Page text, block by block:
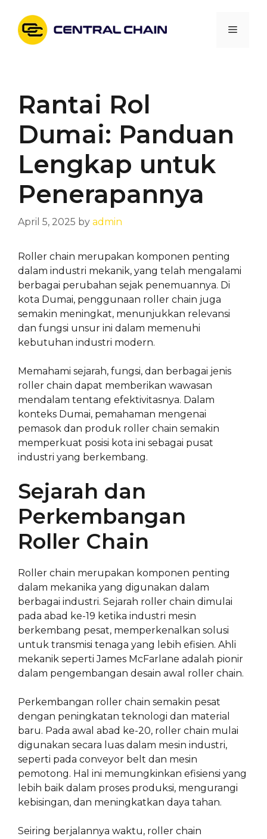
content
Menu
Rantai Rol
Dumai: Panduan
Lengkap untuk
Penerapannya
April 5, 2025 by admin
Roller chain merupakan komponen penting
dalam industri mekanik, yang telah mengalami
berbagai perubahan sejak penemuannya. Di
kota Dumai, penggunaan roller chain juga
semakin meningkat, menunjukkan relevansi
dan fungsi unsur ini dalam memenuhi
kebutuhan industri modern.
Memahami sejarah, fungsi, dan berbagai jenis
roller chain dapat memberikan wawasan
mendalam tentang efektivitasnya. Dalam
konteks Dumai, pemahaman mengenai
pemasok dan produk roller chain semakin
memperkuat posisi kota ini sebagai pusat
industri yang berkembang.
Sejarah dan
Perkembangan
Roller Chain
Roller chain merupakan komponen penting
dalam mekanika yang digunakan dalam
berbagai industri. Sejarah roller chain dimulai
pada abad ke-19 ketika industri mesin
berkembang pesat, memperkenalkan solusi
untuk transmisi tenaga yang lebih efisien. Ahli
mekanik seperti James McFarlane adalah pionir
dalam pengembangan desain awal roller chain.
Perkembangan roller chain semakin pesat
dengan peningkatan teknologi dan material
baru. Pada awal abad ke-20, roller chain mulai
digunakan secara luas dalam mesin industri,
seperti pada conveyor belt dan mesin
pemotong. Hal ini memungkinkan efisiensi yang
lebih baik dalam proses produksi, mengurangi
kebisingan, dan meningkatkan daya tahan.
Seiring berjalannya waktu, roller chain